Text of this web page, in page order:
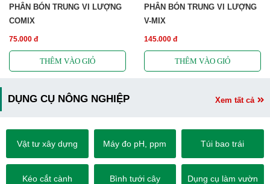
PHÂN BÓN TRUNG VI LƯỢNG
COMIX
75.000 đ
PHÂN BÓN TRUNG VI LƯỢNG
V-MIX
145.000 đ
DỤNG CỤ NÔNG NGHIỆP
Vật tư xây dựng Máy đo pH, ppm Túi bao trái
Kéo cắt cành Bình tưới cây Dụng cụ làm vườn
Xem tất cả